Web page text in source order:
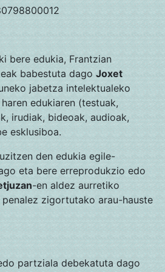
bere edukia, Frantzian
babestuta dago Joxet
jabetza intelektualeko
edukiaren (testuak,
irudiak, bideoak, audioak,
esklusiboa.
den edukia egile-
eta bere erreprodukzio edo
-en aldez aurretiko
zigortutako arau-hauste
partziala debekatuta dago